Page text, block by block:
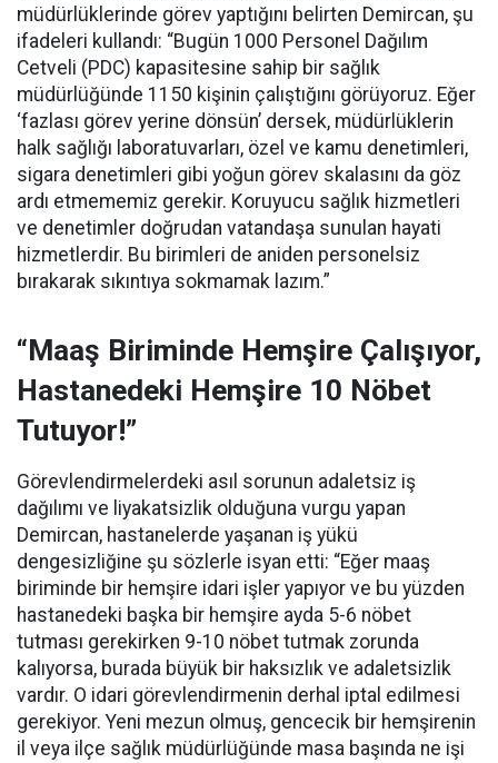
müdürlüklerinde görev yaptığını belirten Demircan, şu
ifadeleri kullandı: “Bugün 1000 Personel Dağılım
Cetveli (PDC) kapasitesine sahip bir sağlık
müdürlüğünde 1150 kişinin çalıştığını görüyoruz. Eğer
‘fazlası görev yerine dönsün’ dersek, müdürlüklerin
halk sağlığı laboratuvarları, özel ve kamu denetimleri,
sigara denetimleri gibi yoğun görev skalasını da göz
ardı etmememiz gerekir. Koruyucu sağlık hizmetleri
ve denetimler doğrudan vatandaşa sunulan hayati
hizmetlerdir. Bu birimleri de aniden personelsiz
bırakarak sıkıntıya sokmamak lazım.”
“Maaş Biriminde Hemşire Çalışıyor,
Hastanedeki Hemşire 10 Nöbet
Tutuyor!”
Görevlendirmelerdeki asıl sorunun adaletsiz iş
dağılımı ve liyakatsizlik olduğuna vurgu yapan
Demircan, hastanelerde yaşanan iş yükü
dengesizliğine şu sözlerle isyan etti: “Eğer maaş
biriminde bir hemşire idari işler yapıyor ve bu yüzden
hastanedeki başka bir hemşire ayda 5-6 nöbet
tutması gerekirken 9-10 nöbet tutmak zorunda
kalıyorsa, burada büyük bir haksızlık ve adaletsizlik
vardır. O idari görevlendirmenin derhal iptal edilmesi
gerekiyor. Yeni mezun olmuş, gencecik bir hemşirenin
il veya ilçe sağlık müdürlüğünde masa başında ne işi